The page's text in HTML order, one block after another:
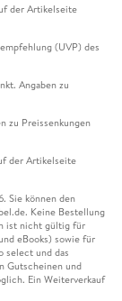
der Artikelseite
(UVP) des
Angaben zu
zu Preissenkungen
der Artikelseite
Sie können den
Keine Bestellung
ist nicht gültig für
eBooks) sowie für
select und das
Gutscheinen und
Ein Weiterverkauf